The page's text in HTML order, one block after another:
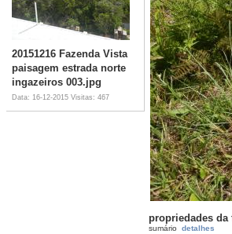
20151216 Fazenda Vista
paisagem estrada norte
ingazeiros 003.jpg
Data: 16-12-2015 Visitas: 467
propriedades da
sumário detalhes